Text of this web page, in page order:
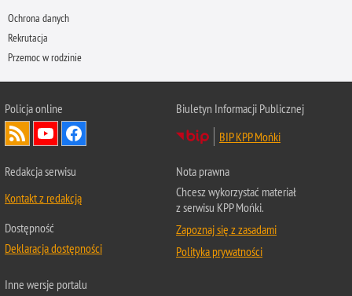
Ochrona danych
Rekrutacja
Przemoc w rodzinie
Policja online
Biuletyn Informacji Publicznej
BIP KPP Mońki
Redakcja serwisu
Kontakt z redakcją
Dostępność
Deklaracja dostępności
Nota prawna
Chcesz wykorzystać materiał
z serwisu KPP Mońki.
Zapoznaj się z zasadami
Polityka prywatności
Inne wersje portalu